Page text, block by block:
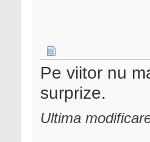
Pe viitor nu
surprize.
Ultima